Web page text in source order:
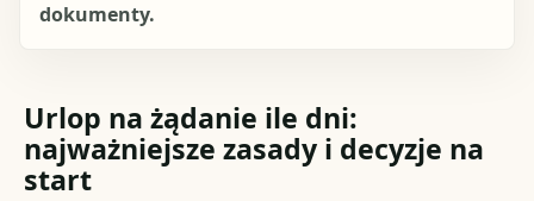
dokumenty.
Urlop na żądanie ile dni:
najważniejsze zasady i decyzje na
start